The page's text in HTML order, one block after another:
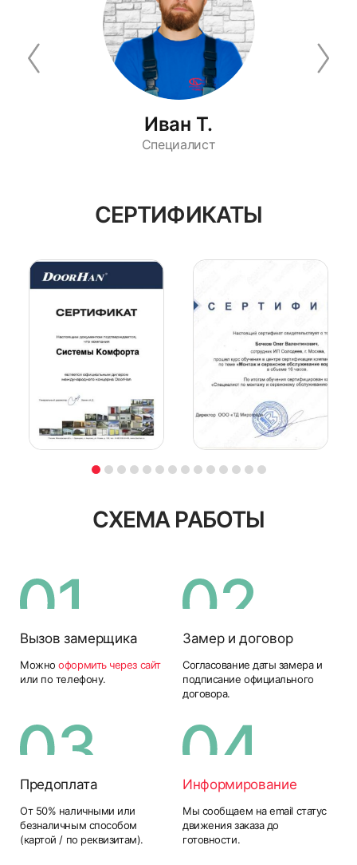
Иван Т.
Специалист
СЕРТИФИКАТЫ
СХЕМА РАБОТЫ
Вызов замерщика
Можнооформить через сайт
или по телефону.
Замер и договор
Согласование даты замера и
подписание официального
договора.
Предоплата
От 50% наличными или
безналичным способом
(картой / по реквизитам).
Информирование
Мы сообщаем на email статус
движения заказа до
готовности.